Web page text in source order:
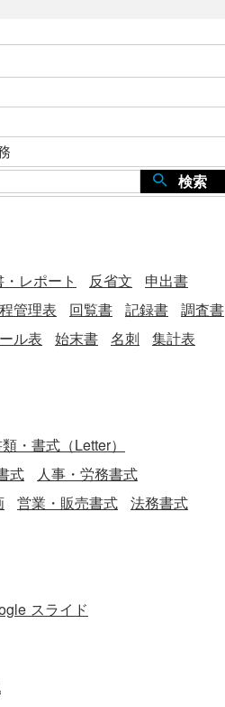
検索
レポート 反省文
申出書
管理表 回覧書 記録書
調査書
ル表 始末書 名刺
集計表
・書式（Letter）
式
人事・労務書式
営業・販売書式
法務書式
スライド